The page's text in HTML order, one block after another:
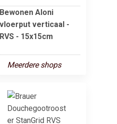
Bewonen Aloni
vloerput verticaal -
RVS - 15x15cm
Meerdere shops